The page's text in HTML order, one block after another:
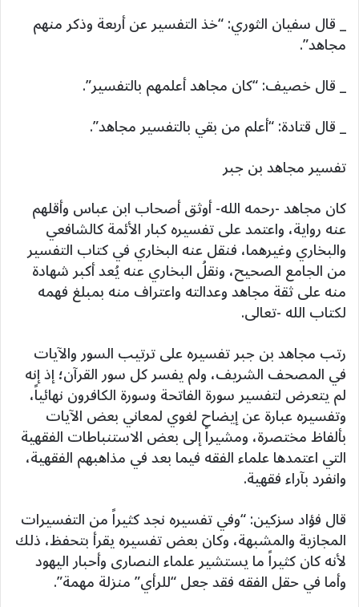
_ قال سفيان الثوري: “خذ التفسير عن أربعة وذكر منهم
مجاهد”.
_ قال خصيف: “كان مجاهد أعلمهم بالتفسير”.
_ قال قتادة: “أعلم من بقي بالتفسير مجاهد”.
تفسير مجاهد بن جبر
كان مجاهد -رحمه الله- أوثق أصحاب ابن عباس وأقلهم
عنه رواية، واعتمد على تفسيره كبار الأئمة كالشافعي
والبخاري وغيرهما، فنقل عنه البخاري في كتاب التفسير
من الجامع الصحيح، ونقلُ البخاري عنه يُعد أكبر شهادة
منه على ثقة مجاهد وعدالته واعتراف منه بمبلغ فهمه
لكتاب الله -تعالى.
رتب مجاهد بن جبر تفسيره على ترتيب السور والآيات
في المصحف الشريف، ولم يفسر كل سور القرآن؛ إذ إنه
لم يتعرض لتفسير سورة الفاتحة وسورة الكافرون نهائياً،
وتفسيره عبارة عن إيضاح لغوي لمعاني بعض الآيات
بألفاظ مختصرة، ومشيراً إلى بعض الاستنباطات الفقهية
التي اعتمدها علماء الفقه فيما بعد في مذاهبهم الفقهية،
وانفرد بآراء فقهية.
قال فؤاد سزكين: “وفي تفسيره نجد كثيراً من التفسيرات
المجازية والمشبهة، وكان بعض تفسيره يقرأ بتحفظ، ذلك
لأنه كان كثيراً ما يستشير علماء النصارى وأحبار اليهود
وأما في حقل الفقه فقد جعل “للرأي” منزلة مهمة”.